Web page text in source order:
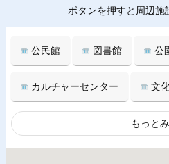
ボタンを押すと周辺施
公民館 図書館 公
カルチャーセンター 文
もっと